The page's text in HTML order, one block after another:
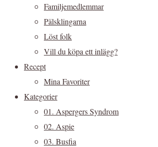
Familjemedlemmar
Pälsklingarna
Löst folk
Vill du köpa ett inlägg?
Recept
Mina Favoriter
Kategorier
01. Aspergers Syndrom
02. Aspie
03. Busfia